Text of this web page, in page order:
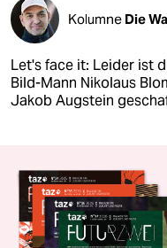
Kolumne Die
Let's face it: Leider ist
Bild-Mann Nikolaus
Jakob Augstein